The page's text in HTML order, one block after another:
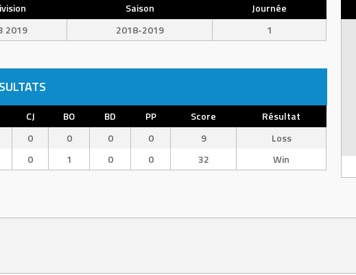
Saison
Journée
2019 2018-2019 1
CJ BO BD PP Score
Résultat
0 0 0 0 9
Loss
0 1 0 0 32 Win